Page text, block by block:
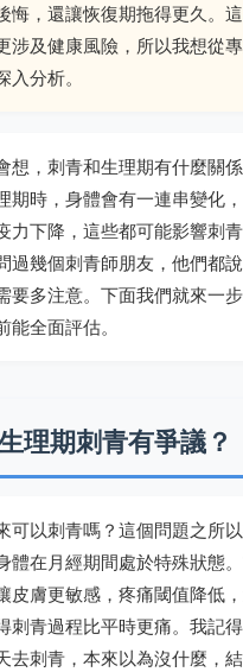
悔，還讓恢復期拖得更久。
涉及健康風險，所以我想從
入分析。
想，刺青和生理期有什麼關
期時，身體會有一連串變化
力下降，這些都可能影響刺
過幾個刺青師朋友，他們都
要多注意。下面我們就來一
能全面評估。
理期刺青有爭議？
可以刺青嗎？這個問題之所
體在月經期間處於特殊狀態
皮膚更敏感，疼痛閾值降低
刺青過程比平時更痛。我記
去刺青，本來以為沒什麼，